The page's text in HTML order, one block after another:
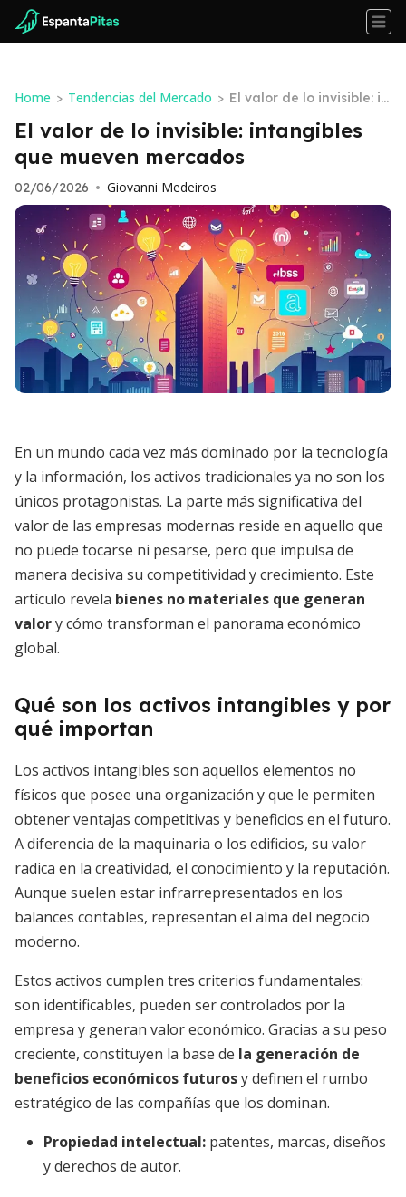
Home > Tendencias del Mercado > El valor de lo invisible: in
tangibles que mueven
mercados
El valor de lo invisible: intangibles
que mueven mercados
02/06/2026 • Giovanni Medeiros
En un mundo cada vez más dominado por la tecnología
y la información, los activos tradicionales ya no son los
únicos protagonistas. La parte más significativa del
valor de las empresas modernas reside en aquello que
no puede tocarse ni pesarse, pero que impulsa de
manera decisiva su competitividad y crecimiento. Este
artículo revela bienes no materiales que generan
valory cómo transforman el panorama económico
global.
Qué son los activos intangibles y por
qué importan
Los activos intangibles son aquellos elementos no
físicos que posee una organización y que le permiten
obtener ventajas competitivas y beneficios en el futuro.
A diferencia de la maquinaria o los edificios, su valor
radica en la creatividad, el conocimiento y la reputación.
Aunque suelen estar infrarrepresentados en los
balances contables, representan el alma del negocio
moderno.
Estos activos cumplen tres criterios fundamentales:
son identificables, pueden ser controlados por la
empresa y generan valor económico. Gracias a su peso
creciente, constituyen la base de la generación de
beneficios económicos futurosy definen el rumbo
estratégico de las compañías que los dominan.
Propiedad intelectual: patentes, marcas, diseños
y derechos de autor.